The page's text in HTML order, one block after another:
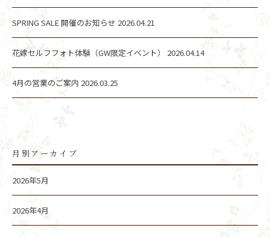
SPRING SALE 開催のお知らせ 2026.04.21
花嫁セルフフォト体験（GW限定イベント） 2026.04.14
4月の営業のご案内 2026.03.25
月別アーカイブ
2026年5月
2026年4月